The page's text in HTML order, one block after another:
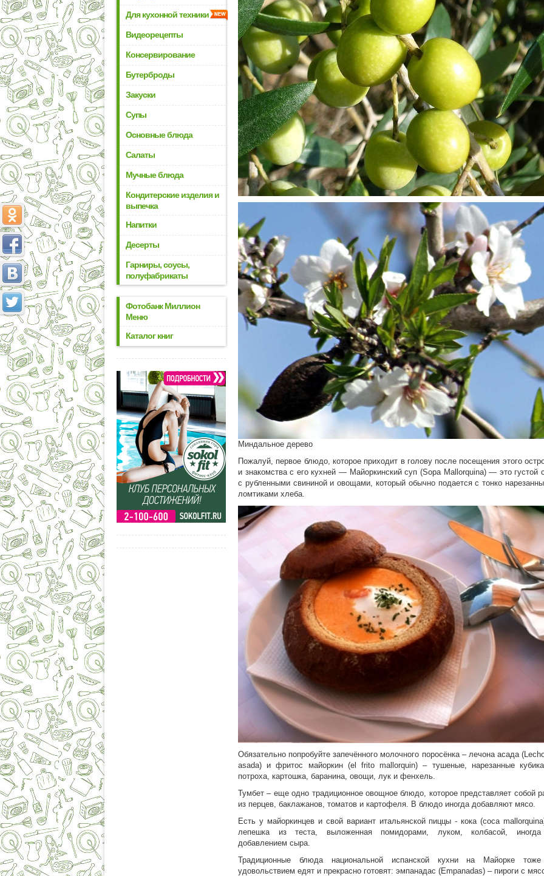
Для кухонной техники
Видеорецепты
Консервирование
Бутерброды
Закуски
Супы
Основные блюда
Салаты
Мучные блюда
Кондитерские изделия и
выпечка
Напитки
Десерты
Гарниры, соусы,
полуфабрикаты
Фотобанк Миллион
Меню
Каталог книг
Миндальное дерево
Пожалуй, первое блюдо, которое приходит в голову после посещения этого
и знакомства с его кухней— Майоркинскийсуп (Sopa Mallorquina)— это густой
с рубленными свининой и овощами, который обычно подается с тонко
ломтиками хлеба.
Обязательно попробуйте запечённого молочного поросёнка –лечона асада
asada) и фритос майоркин (el frito mallorquin) – тушеные, нарезанные
потроха, картошка, баранина, овощи, лук и фенхель.
Тумбет – еще одно традиционное овощное блюдо, которое представляет собой
из перцев, баклажанов, томатов и картофеля.
В блюдо иногда добавляют мясо.
Есть у майоркинцев и свой вариант итальянской пиццы - кока(coca
лепешка из теста, выложенная помидорами, луком, колбасой,
добавлением сыра.
Традиционные блюда национальной испанской кухни на Майорке
удовольствием едят и прекрасно готовят: эмпанадас (Empanadas) – пироги с